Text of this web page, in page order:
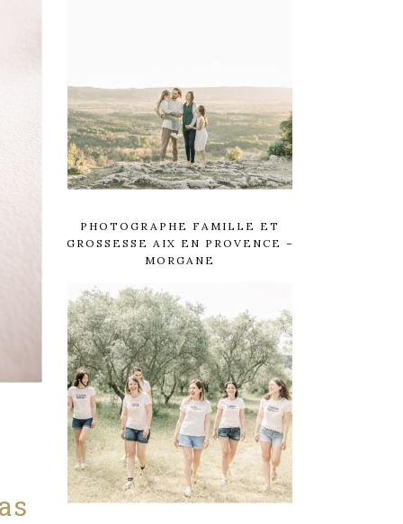
PHOTOGRAPHE FAMILLE ET
GROSSESSE AIX EN PROVENCE –
MORGANE